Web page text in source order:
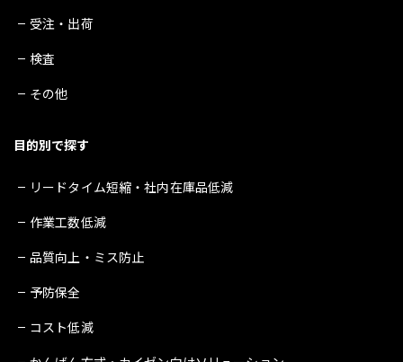
受注・出荷
検査
その他
目的別で探す
リードタイム短縮・社内在庫品低減
作業工数低減
品質向上・ミス防止
予防保全
コスト低減